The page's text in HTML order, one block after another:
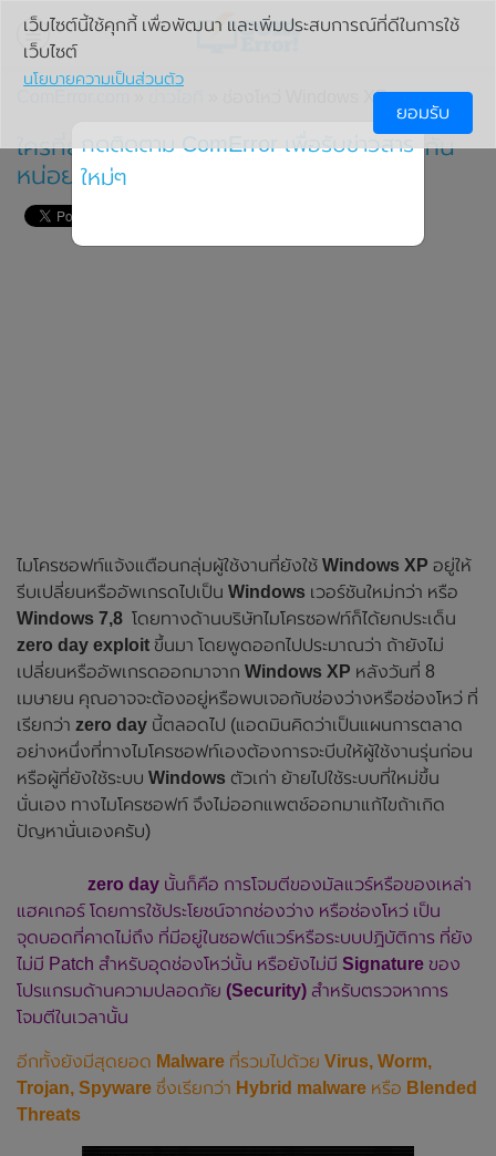
» ช่องโหว่ Windows XP
ใครที่ยังใช้ Windows XP อยู่โปรดเข้ามาดูกัน
หน่อยครับ
ไมโครซอฟท์แจ้งแตือนกลุ่มผู้ใช้งานที่ยังใช้ Windows XP อยู่ให้
รีบเปลี่ยนหรืออัพเกรดไปเป็น Windows เวอร์ชันใหม่กว่า หรือ
Windows 7,8 โดยทางด้านบริษัทไมโครซอฟท์ก็ได้ยกประเด็น
zero day exploit ขึ้นมา โดยพูดออกไปประมาณว่า ถ้ายังไม่
เปลี่ยนหรืออัพเกรดออกมาจาก Windows XP หลังวันที่ 8
เมษายน คุณอาจจะต้องอยู่หรือพบเจอกับช่องว่างหรือช่องโหว่ ที่
เรียกว่า zero day นี้ตลอดไป (แอดมินคิดว่าเป็นแผนการตลาด
อย่างหนึ่งที่ทางไมโครซอฟท์เองต้องการจะบีบให้ผู้ใช้งานรุ่นก่อน
หรือผู้ที่ยังใช้ระบบ Windows ตัวเก่า ย้ายไปใช้ระบบที่ใหม่ขึ้น
นั่นเอง ทางไมโครซอฟท์ จึงไม่ออกแพตช์ออกมาแก้ไขถ้าเกิด
ปัญหานั่นเองครับ)
zero day นั้นก็คือ การโจมตีของมัลแวร์หรือของเหล่า
แฮคเกอร์ โดยการใช้ประโยชน์จากช่องว่าง หรือช่องโหว่ เป็น
จุดบอดที่คาดไม่ถึง ที่มีอยู่ในซอฟต์แวร์หรือระบบปฎิบัติการ ที่ยัง
ไม่มี Patch สำหรับอุดช่องโหว่นั้น หรือยังไม่มี Signature ของ
โปรแกรมด้านความปลอดภัย (Security) สำหรับตรวจหาการ
โจมตีในเวลานั้น
อีกทั้งยังมีสุดยอด Malware ที่รวมไปด้วย Virus, Worm,
Trojan, Spyware ซึ่งเรียกว่า Hybrid malware หรือ Blended
Threats
เว็บไซต์นี้ใช้คุกกี้ เพื่อพัฒนา และเพิ่มประสบการณ์ที่ดีในการใช้
เว็บไซต์
นโยบายความเป็นส่วนตัว
ยอมรับ
กดติดตาม ComError เพื่อรับข่าวสาร
ใหม่ๆ